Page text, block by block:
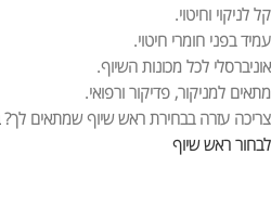
קל לניקוי וחיטוי.
עמיד בפני חומרי חיטוי.
אוניברסלי לכל מכונות השיוף.
מתאים למניקור, פדיקור ורפואי.
צריכה עזרה בבחירת ראש שיוף שמתאים לך?
לבחור ראש שיוף